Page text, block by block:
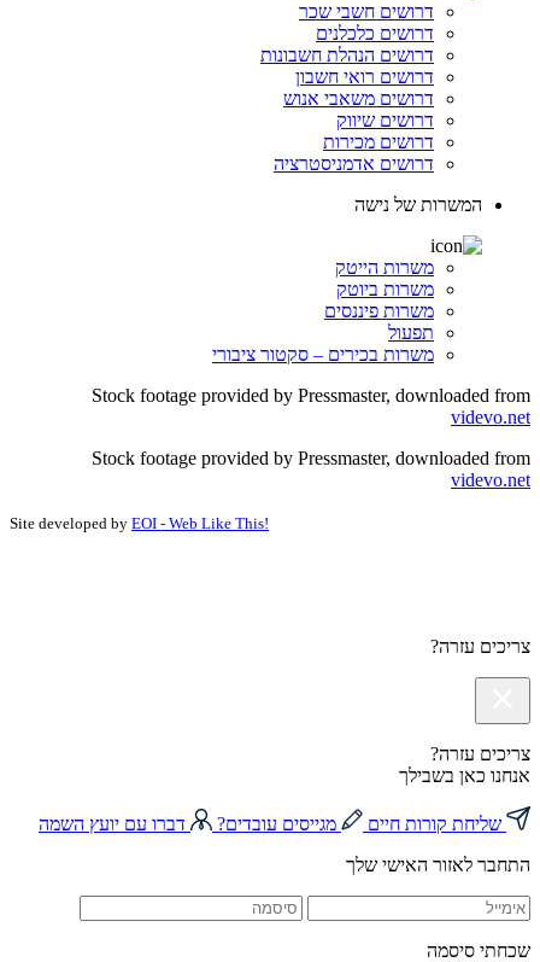
דרושים חשבי שכר
דרושים כלכלנים
דרושים הנהלת חשבונות
דרושים רואי חשבון
דרושים משאבי אנוש
דרושים שיווק
דרושים מכירות
דרושים אדמניסטרציה
המשרות של נישה
משרות הייטק
משרות ביוטק
משרות פיננסים
תפעול
משרות בכירים – סקטור ציבורי
Stock footage provided by Pressmaster, downloaded from
videvo.net
Stock footage provided by Pressmaster, downloaded from
videvo.net
Site developed by EOI - Web Like This!
צריכים עזרה?
צריכים עזרה?
אנחנו כאן בשבילך
שליחת קורות חיים מגייסים עובדים?
דברו עם יועץ השמה
התחבר לאזור האישי שלך
שכחתי סיסמה